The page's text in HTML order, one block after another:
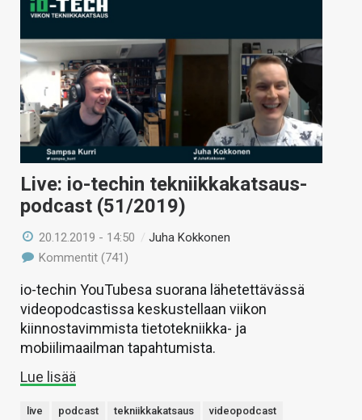
TIETOA
HINTA.FI
KAUPPA
VAIHDA TEEMA
HAKU
Live: io-techin tekniikkakatsaus-
podcast (51/2019)
20.12.2019 - 14:50 /Juha Kokkonen
Kommentit (741)
io-techin YouTubesa suorana lähetettävässä
videopodcastissa keskustellaan viikon
kiinnostavimmista tietotekniikka- ja
mobiilimaailman tapahtumista.
Lue lisää
live podcast tekniikkakatsaus
videopodcast